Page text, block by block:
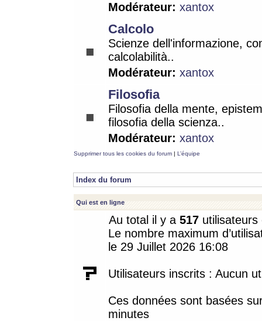
Modérateur: xantox
Calcolo
Scienze dell'informazione,
calcolabilità..
Modérateur: xantox
Filosofia
Filosofia della mente,
filosofia della scienza..
Modérateur: xantox
Supprimer tous les cookies du forum | L’équipe
Index du forum
Qui est en ligne
Au total il y a 517
Le nombre maximum
le 29 Juillet 2026 16:08
Utilisateurs inscrits : Aucun
Ces données sont basées
minutes